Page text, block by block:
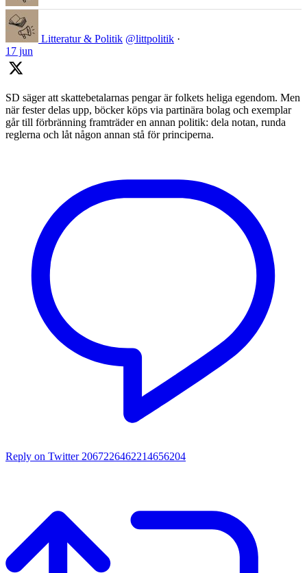
Litteratur & Politik @littpolitik ·
17 jun
SD säger att skattebetalarnas pengar är folkets heliga egendom. Men
när fester delas upp, böcker köps via partinära bolag och exemplar
går till förbränning framträder en annan politik: dela notan, runda
reglerna och låt någon annan stå för principerna.
Reply on Twitter 2067226462214656204